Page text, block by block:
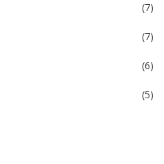
(7)
(7)
(6)
(5)